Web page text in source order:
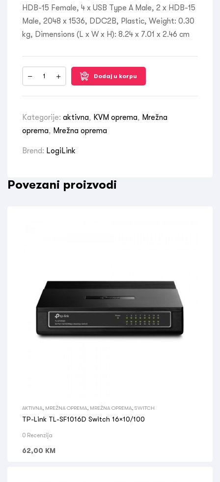
HDB-15 Female, 4 x USB Type A Male, 2 x HDB-15
Male, 2048 x 1536, DDC2B, Plastic, Weight: 0.30
kg, Dimensions (L x W x H): 8.24 x 7.01 x 2.46 cm
Dodaj u korpu
Kategorije: aktivna, KVM oprema, Mrežna
oprema, Mrežna oprema
Brend: LogiLink
Povezani proizvodi
AKTIVNA MREŽNA OPREMA MREŽNA OPREMA SWITCH
TP-Link TL-SF1016D Switch 16×10/100
0 Recenzija
62,00 KM